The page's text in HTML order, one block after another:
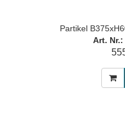
Partikel
Art. Nr.: